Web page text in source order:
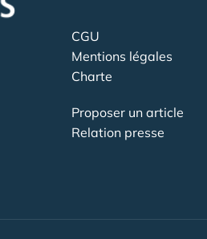
CGU
Mentions légales
Charte
Proposer un article
Relation presse